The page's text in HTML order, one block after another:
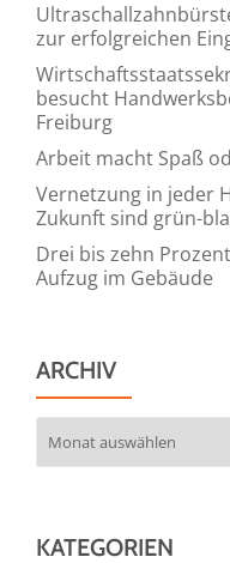
zur erfolgreichen
besucht
Freiburg
Arbeit macht Spaß
Vernetzung in jeder
Zukunft sind grün-
Drei bis zehn
Aufzug im Gebäude
ARCHIV
KATEGORIEN